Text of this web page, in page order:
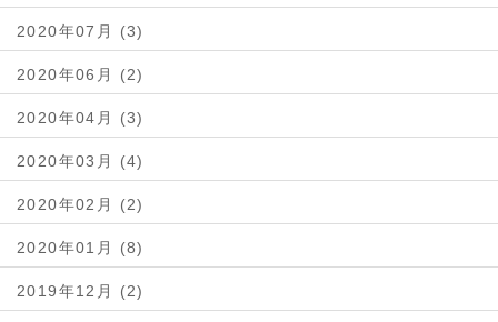
2020年07月 (3)
2020年06月 (2)
2020年04月 (3)
2020年03月 (4)
2020年02月 (2)
2020年01月 (8)
2019年12月 (2)